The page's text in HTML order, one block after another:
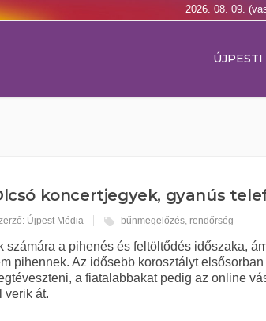
2026. 08. 09.
koncertjegyek, gyanús
Újpest Média bűnmegelőzés, rendőrség
számára a pihenés és feltöltődés időszaka,
pihennek. Az idősebb korosztályt
a fiatalabbakat pedig az online
verik át.